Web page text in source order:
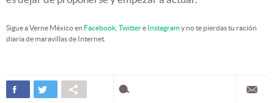
Sigue a Verne México en Facebook Twittere Instagramy no te pierdas tu ración
diaria de maravillas de Internet.